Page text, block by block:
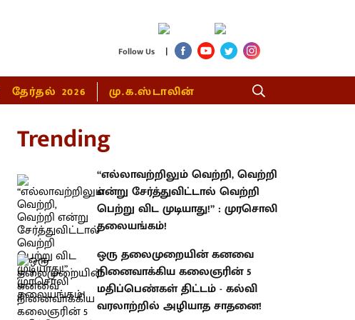
Follow Us |
தேர்தல் 2026 மு.க.ஸ்டாலின்
Trending
“எல்லாவற்றிலும் வெற்றி, வெற்றி
என்று சேர்த்துவிட்டால் வெற்றி
பெற்று விட முடியாது!” : முரசொலி
தலையங்கம்!
ஒரு தலைமுறையின் கனவை
நினைவாக்கிய கலைஞரின் 5
மதிப்பெண்கள் திட்டம் - கல்வி
வரலாற்றில் அழியாத சாதனை!